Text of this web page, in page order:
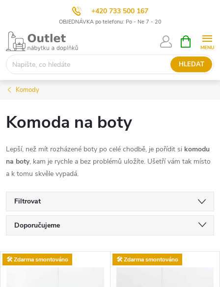
+420 733 500 167
OBJEDNÁVKA po telefonu: Po - Ne 7 - 20
Přejít
obsah
HLEDAT
NÁKUPNÍ
KOŠÍK
Komody
Komoda na boty
Lepší, než mít rozházené boty po celé chodbě, je pořídit si komodu
na boty, kam je rychle a bez problémů uložíte. Ušetří vám tak místo
a k tomu skvěle vypadá.
Filtrovat
Ř
a
Doporučujeme
Nejdražší
V
🛠️ Zdarma smontováno 🛠️ Zdarma smontováno